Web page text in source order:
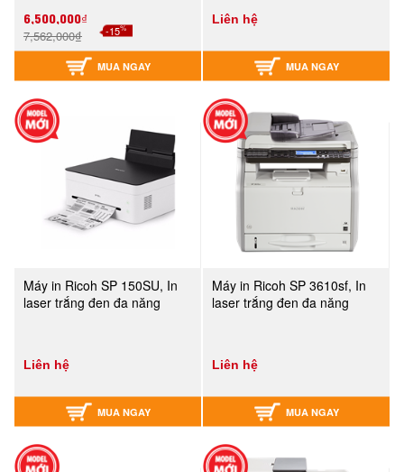
6,500,000₫
7,562,000₫ -15%
MUA NGAY
Liên hệ
MUA NGAY
Máy in Ricoh SP 150SU, In
laser trắng đen đa năng
Liên hệ
MUA NGAY
Máy in Ricoh SP 3610sf, In
laser trắng đen đa năng
Liên hệ
MUA NGAY